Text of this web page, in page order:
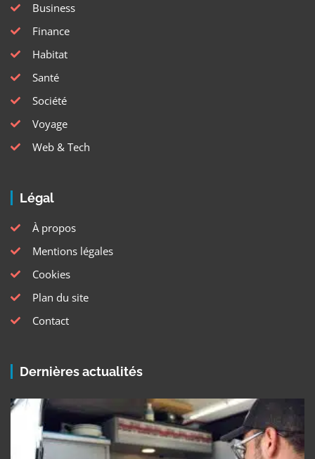
Business
Finance
Habitat
Santé
Société
Voyage
Web & Tech
Légal
À propos
Mentions légales
Cookies
Plan du site
Contact
Dernières actualités